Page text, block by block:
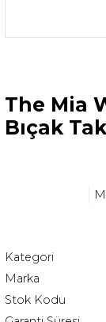
The Mia
Bıçak
Kategori
Marka
Stok Kodu